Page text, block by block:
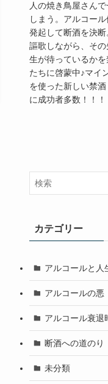
人の焼き鳥屋さん
しまう。アルコー
発起して断酒を決
謳歌しながら、そ
生が待っているか
たちに啓蒙中♪マイ
を使った新しい禁
に成功者多数！！！
カテゴリー
アルコールと人
アルコールの悪
アルコール衰退
断酒への道のり
未分類